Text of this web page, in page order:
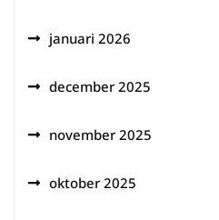
januari 2026
december 2025
november 2025
oktober 2025